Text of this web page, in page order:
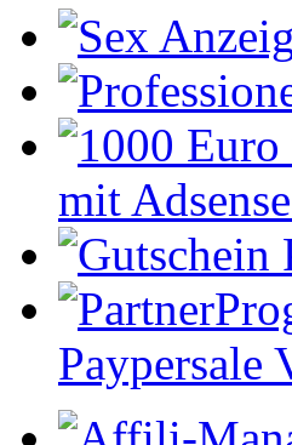
mit
Paypersale